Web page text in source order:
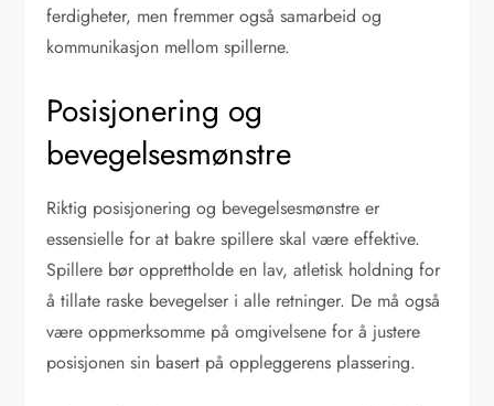
ferdigheter, men fremmer også samarbeid og
kommunikasjon mellom spillerne.
Posisjonering og
bevegelsesmønstre
Riktig posisjonering og bevegelsesmønstre er
essensielle for at bakre spillere skal være effektive.
Spillere bør opprettholde en lav, atletisk holdning for
å tillate raske bevegelser i alle retninger. De må også
være oppmerksomme på omgivelsene for å justere
posisjonen sin basert på oppleggerens plassering.